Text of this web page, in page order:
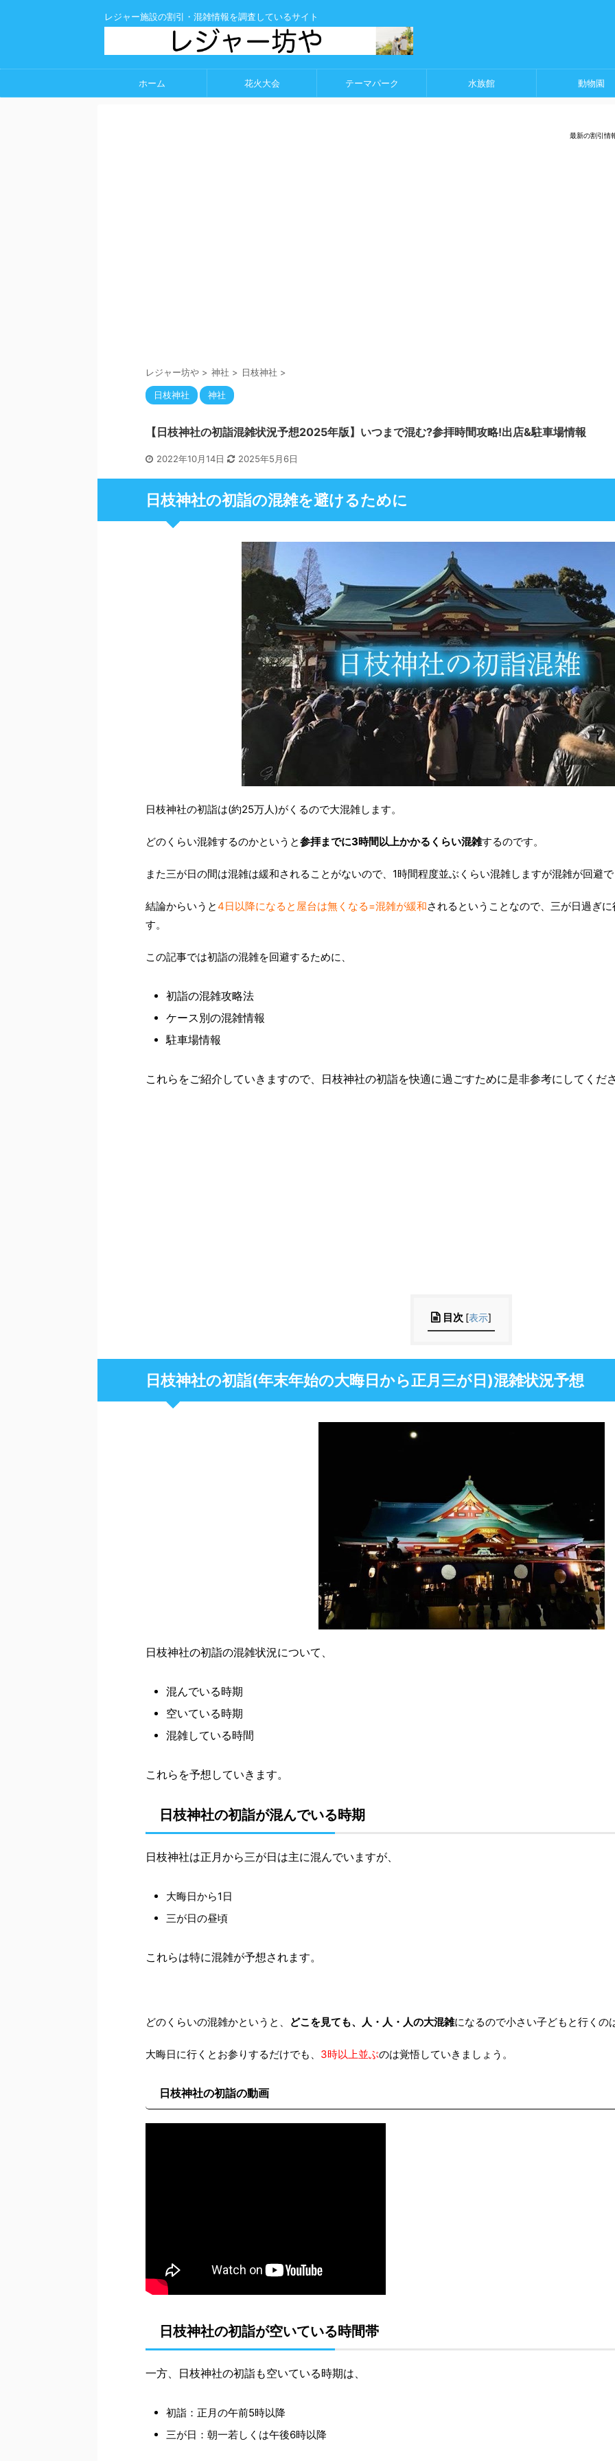
レジャー施設の割引・混雑情報を調査しているサイト
ホーム 花火大会 テーマパーク 水族館 動物園
最新の割引情
レジャー坊や > 神社 > 日枝神社 >
日枝神社 神社
【日枝神社の初詣混雑状況予想2025年版】いつまで混む?参拝時間攻略!出店&駐車場情報
2022年10月14日 2025年5月6日
日枝神社の初詣の混雑を避けるために
日枝神社の初詣は(約25万人)がくるので大混雑します。
どのくらい混雑するのかというと参拝までに3時間以上かかるくらい混雑するのです。
また三が日の間は混雑は緩和されることがないので、1時間程度並ぶくらい混雑しますが混雑が回避
結論からいうと4日以降になると屋台は無くなる=混雑が緩和されるということなので、三が日過ぎ
す。
この記事では初詣の混雑を回避するために、
初詣の混雑攻略法
ケース別の混雑情報
駐車場情報
これらをご紹介していきますので、日枝神社の初詣を快適に過ごすために是非参考にしてくだ
目次 [表示]
日枝神社の初詣(年末年始の大晦日から正月三が日)混雑状況予想
日枝神社の初詣の混雑状況について、
混んでいる時期
空いている時期
混雑している時間
これらを予想していきます。
日枝神社の初詣が混んでいる時期
日枝神社は正月から三が日は主に混んでいますが、
大晦日から1日
三が日の昼頃
これらは特に混雑が予想されます。
どのくらいの混雑かというと、 どこを見ても、人・人・人の大混雑になるので小さい子どもと行くの
大晦日に行くとお参りするだけでも、 3時以上並ぶのは覚悟していきましょう。
日枝神社の初詣の動画
日枝神社の初詣が空いている時間帯
一方、日枝神社の初詣も空いている時期は、
初詣：正月の午前5時以降
三が日：朝一若しくは午後6時以降